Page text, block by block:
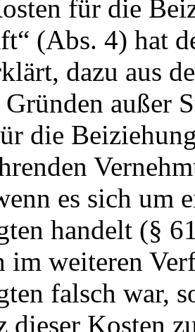
für die
(Abs. 4) hat
dazu aus
außer
Beiziehung
sich um
handelt (§
im weiteren
falsch war,
dieser Kosten